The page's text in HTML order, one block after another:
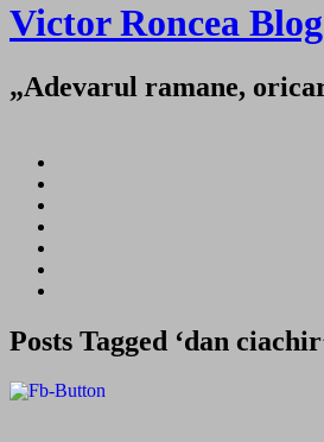
Victor Roncea Blog
„Adevarul ramane,
Posts Tagged ‘dan